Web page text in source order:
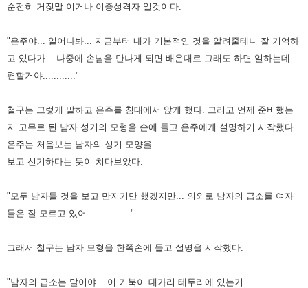
순전히 거짖말 이거나 이중성격자 일것이다.
"은주야... 일어나봐... 지금부터 내가 기본적인 것을 알려줄테니 잘 기억하
고 있다가... 나중에 손님을 만나게 되면 배운대로 그래도 하면 일하는데
편할거야............"
철구는 그렇게 말하고 은주를 침대에서 앉게 했다. 그리고 언제 준비했는
지 고무로 된 남자 성기의 모형을 손에 들고 은주에게 설명하기 시작했다.
은주는 처음보는 남자의 성기 모양을
보고 신기하다는 듯이 쳐다보았다.
"모두 남자들 것을 보고 만지기만 했겠지만... 의외로 남자의 급소를 여자
들은 잘 모르고 있어................"
그래서 철구는 남자 모형을 한쪽손에 들고 설명을 시작했다.
"남자의 급소는 말이야... 이 거북이 대가리 테두리에 있는거